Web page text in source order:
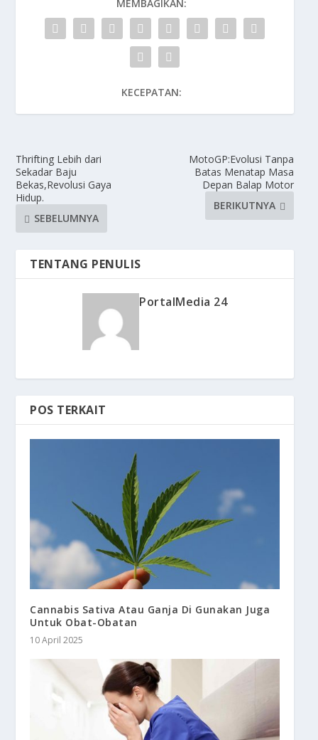
MEMBAGIKAN:
KECEPATAN:
Thrifting Lebih dari
Sekadar Baju
Bekas,Revolusi Gaya
Hidup.
SEBELUMNYA
MotoGP:Evolusi Tanpa
Batas Menatap Masa
Depan Balap Motor
BERIKUTNYA
TENTANG PENULIS
PortalMedia 24
POS TERKAIT
Cannabis Sativa Atau Ganja Di Gunakan Juga
Untuk Obat-Obatan
10 April 2025